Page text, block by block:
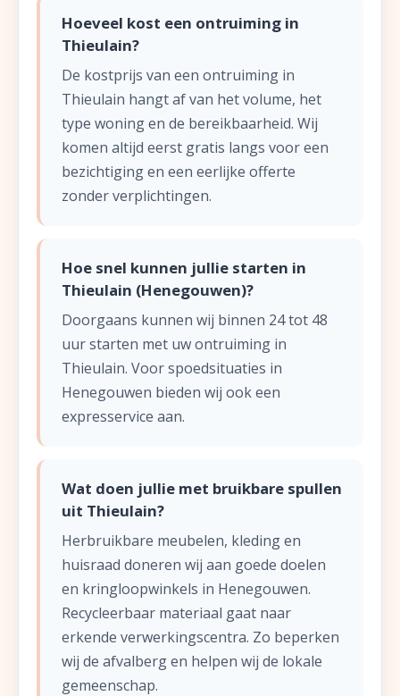
Hoeveel kost een ontruiming in
Thieulain?
De kostprijs van een ontruiming in
Thieulain hangt af van het volume, het
type woning en de bereikbaarheid. Wij
komen altijd eerst gratis langs voor een
bezichtiging en een eerlijke offerte
zonder verplichtingen.
Hoe snel kunnen jullie starten in
Thieulain (Henegouwen)?
Doorgaans kunnen wij binnen 24 tot 48
uur starten met uw ontruiming in
Thieulain. Voor spoedsituaties in
Henegouwen bieden wij ook een
expresservice aan.
Wat doen jullie met bruikbare spullen
uit Thieulain?
Herbruikbare meubelen, kleding en
huisraad doneren wij aan goede doelen
en kringloopwinkels in Henegouwen.
Recycleerbaar materiaal gaat naar
erkende verwerkingscentra. Zo beperken
wij de afvalberg en helpen wij de lokale
gemeenschap.